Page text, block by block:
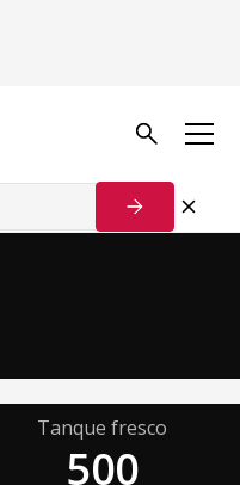
para Baños
Tanque fresco
500